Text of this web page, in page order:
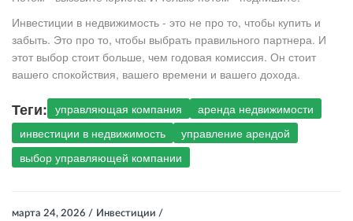
Инвестиции в недвижимость - это не про то, чтобы купить и
забыть. Это про то, чтобы выбрать правильного партнера. И
этот выбор стоит больше, чем годовая комиссия. Он стоит
вашего спокойствия, вашего времени и вашего дохода.
Теги: управляющая компания
аренда недвижимости
инвестиции в недвижимость
управление арендой
выбор управляющей компании
марта 24, 2026 / Инвестиции /